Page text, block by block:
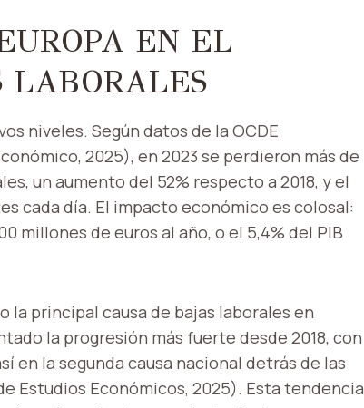
EN EL
LABORALES
niveles. Según datos de la OCDE
2025), en 2023 se perdieron más de
un aumento del 52% respecto a 2018, y el
cada día. El impacto económico es colosal:
millones de euros al año, o el 5,4% del PIB
principal causa de bajas laborales en
la progresión más fuerte desde 2018, con
en la segunda causa nacional detrás de las
Estudios Económicos, 2025). Esta tendencia